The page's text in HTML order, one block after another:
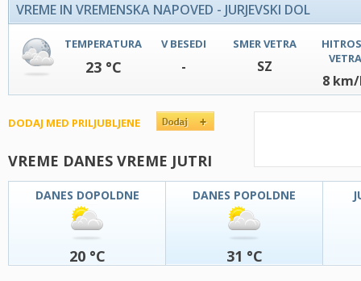
VREME IN VREMENSKA NAPOVED - JURJEVSKI DOL
TEMPERATURA
23 °C
V BESEDI
-
SMER VETRA
SZ
VETRA
8
DODAJ MED PRILJUBLJENE
VREME DANES VREME JUTRI
DANES DOPOLDNE
20 °C
DANES POPOLDNE
31 °C